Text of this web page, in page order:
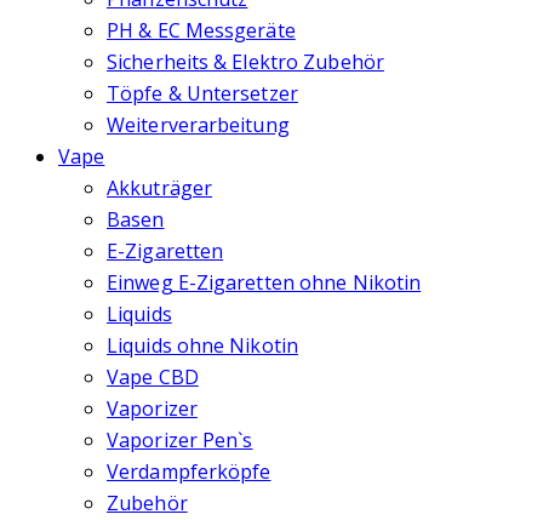
PH & EC Messgeräte
Sicherheits & Elektro Zubehör
Töpfe & Untersetzer
Weiterverarbeitung
Vape
Akkuträger
Basen
E-Zigaretten
Einweg E-Zigaretten ohne Nikotin
Liquids
Liquids ohne Nikotin
Vape CBD
Vaporizer
Vaporizer Pen`s
Verdampferköpfe
Zubehör